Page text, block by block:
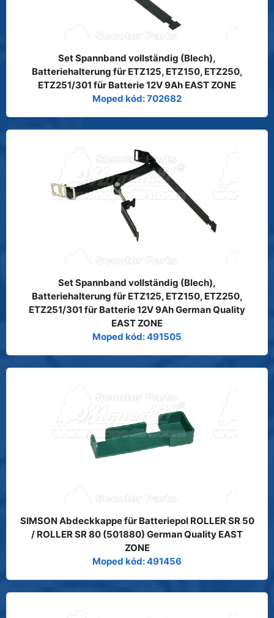
Set Spannband vollständig (Blech),
Batteriehalterung für ETZ125, ETZ150, ETZ250,
ETZ251/301 für Batterie 12V 9Ah EAST ZONE
Moped kód: 702682
Set Spannband vollständig (Blech),
Batteriehalterung für ETZ125, ETZ150, ETZ250,
ETZ251/301 für Batterie 12V 9Ah German Quality
EAST ZONE
Moped kód: 491505
SIMSON Abdeckkappe für Batteriepol ROLLER SR 50
/ ROLLER SR 80 (501880) German Quality EAST
ZONE
Moped kód: 491456